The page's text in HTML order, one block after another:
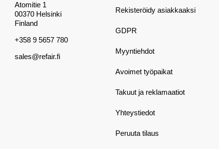
Atomitie 1
00370 Helsinki
Finland
+358 9 5657 780
sales@refair.fi
Rekisteröidy asiakkaaksi
GDPR
Myyntiehdot
Avoimet työpaikat
Takuut ja reklamaatiot
Yhteystiedot
Peruuta tilaus